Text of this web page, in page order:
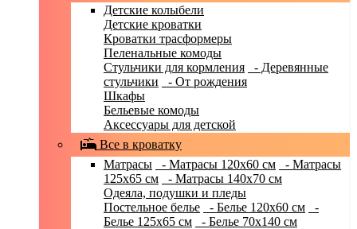
Детские колыбели
Детские кроватки
Кроватки трасформеры
Пеленальные комоды
Стульчики для кормления
- Деревянные
стульчики
- От рождения
Шкафы
Бельевые комоды
Аксессуары для детской
Все в кроватку
Матрасы
- Матрасы 120x60 см
- Матрасы
125x65 см
- Матрасы 140x70 см
Одеяла, подушки и пледы
Постельное белье
- Белье 120x60 см
-
Белье 125x65 см
- Белье 70х140 см